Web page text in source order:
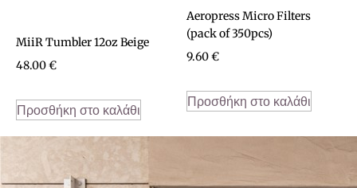
MiiR Tumbler 12oz Beige
48.00€
Προσθήκη στο καλάθι
Aeropress Micro Filters
(pack of 350pcs)
9.60€
Προσθήκη στο καλάθι